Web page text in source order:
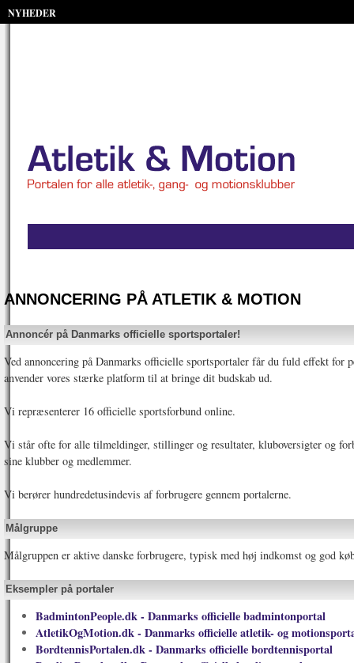
NYHEDER
ANNONCERING PÅ ATLETIK & MOTION
Annoncér på Danmarks officielle sportsportaler!
Ved annoncering på Danmarks officielle sportsportaler får du fuld effekt for
anvender vores stærke platform til at bringe dit budskab ud.
Vi repræsenterer 16 officielle sportsforbund online.
Vi står ofte for alle tilmeldinger, stillinger og resultater, kluboversigter og
sine klubber og medlemmer.
Vi berører hundredetusindevis af forbrugere gennem portalerne.
Målgruppe
Målgruppen er aktive danske forbrugere, typisk med høj indkomst og god
Eksempler på portaler
BadmintonPeople.dk - Danmarks officielle badmintonportal
AtletikOgMotion.dk - Danmarks officielle atletik- og
BordtennisPortalen.dk - Danmarks officielle bordtennisportal